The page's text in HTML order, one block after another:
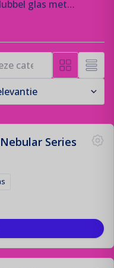
glas met
Ze
omzetten in
thermische
energie en
Series